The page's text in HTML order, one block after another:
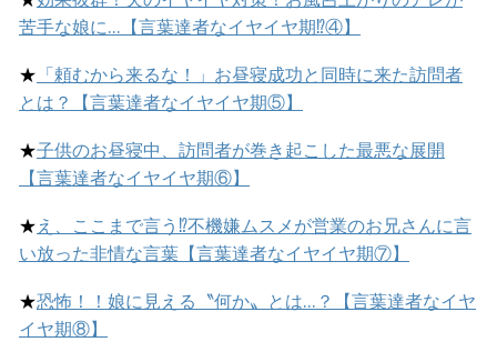
苦手な娘に…【言葉達者なイヤイヤ期⁉︎④】
★ 「頼むから来るな！」お昼寝成功と同時に来た訪問者
とは？【言葉達者なイヤイヤ期⑤】
★子供のお昼寝中、訪問者が巻き起こした最悪な展開
【言葉達者なイヤイヤ期⑥】
★ え、ここまで言う⁉︎不機嫌ムスメが営業のお兄さんに言
い放った非情な言葉【言葉達者なイヤイヤ期⑦】
★恐怖！！娘に見える〝何か〟とは…？【言葉達者なイヤ
イヤ期⑧】